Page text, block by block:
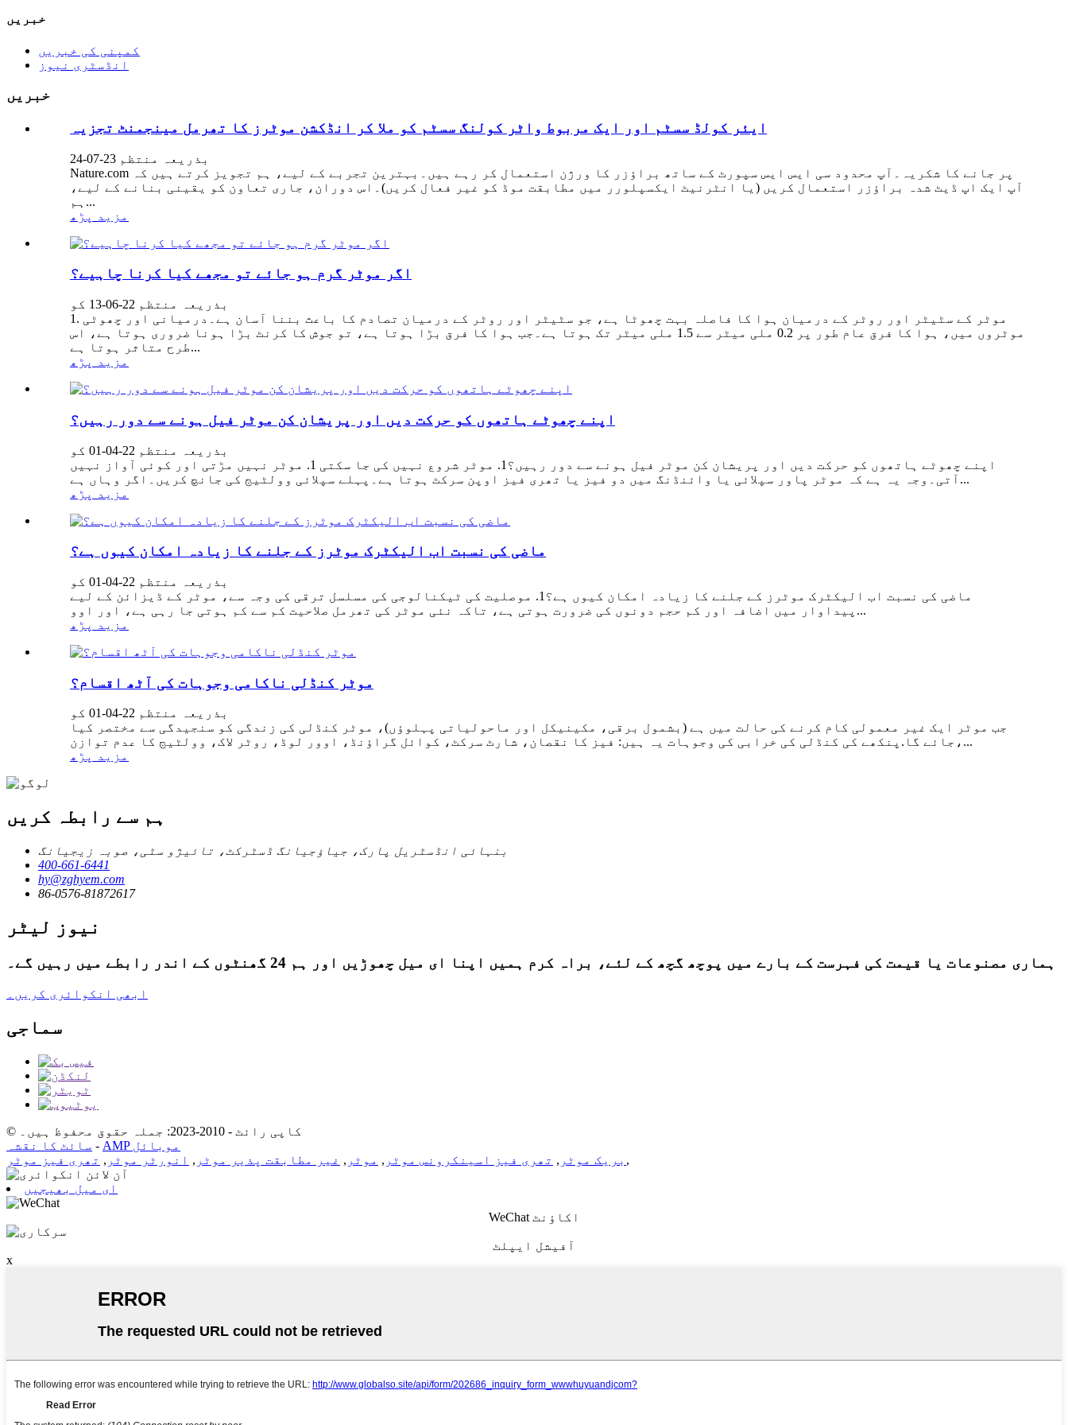
خبریں
کمپنی کی خبریں
انڈسٹری نیوز
خبریں
ایئر کولڈ سسٹم اور ایک مربوط واٹر کولنگ سسٹم کو ملا کر انڈکشن موٹرز کا تھرمل مینجمنٹ تجزیہ
بذریعہ منتظم 23-07-24
Nature.com پر جانے کا شکریہ۔آپ محدود سی ایس ایس سپورٹ کے ساتھ براؤزر کا ورژن استعمال کر رہے ہیں۔بہترین تجربے کے لیے، ہم تجویز کرتے ہیں کہ
آپ ایک اپ ڈیٹ شدہ براؤزر استعمال کریں (یا انٹرنیٹ ایکسپلورر میں مطابقت موڈ کو غیر فعال کریں)۔اس دوران، جاری تعاون کو یقینی بنانے کے لیے،
ہم...
مزید پڑھ
اگر موٹر گرم ہو جائے تو مجھے کیا کرنا چاہیے؟
بذریعہ منتظم 22-06-13 کو
1. موٹر کے سٹیٹر اور روٹر کے درمیان ہوا کا فاصلہ بہت چھوٹا ہے، جو سٹیٹر اور روٹر کے درمیان تصادم کا باعث بننا آسان ہے۔درمیانی اور چھوٹی
موٹروں میں، ہوا کا فرق عام طور پر 0.2 ملی میٹر سے 1.5 ملی میٹر تک ہوتا ہے۔جب ہوا کا فرق بڑا ہوتا ہے، تو جوش کا کرنٹ بڑا ہونا ضروری ہوتا ہے، اس
طرح متاثر ہوتا ہے...
مزید پڑھ
اپنے چھوٹے ہاتھوں کو حرکت دیں اور پریشان کن موٹر فیل ہونے سے دور رہیں؟
بذریعہ منتظم 22-04-01 کو
اپنے چھوٹے ہاتھوں کو حرکت دیں اور پریشان کن موٹر فیل ہونے سے دور رہیں؟1. موٹر شروع نہیں کی جا سکتی 1. موٹر نہیں مڑتی اور کوئی آواز نہیں
آتی۔وجہ یہ ہے کہ موٹر پاور سپلائی یا وائنڈنگ میں دو فیز یا تھری فیز اوپن سرکٹ ہوتا ہے۔پہلے سپلائی وولٹیج کی جانچ کریں۔اگر وہاں ہے...
مزید پڑھ
ماضی کی نسبت اب الیکٹرک موٹرز کے جلنے کا زیادہ امکان کیوں ہے؟
بذریعہ منتظم 22-04-01 کو
ماضی کی نسبت اب الیکٹرک موٹرز کے جلنے کا زیادہ امکان کیوں ہے؟1. موصلیت کی ٹیکنالوجی کی مسلسل ترقی کی وجہ سے، موٹر کے ڈیزائن کے لیے
پیداوار میں اضافہ اور کم حجم دونوں کی ضرورت ہوتی ہے، تاکہ نئی موٹر کی تھرمل صلاحیت کم سے کم ہوتی جا رہی ہے، اور اوو...
مزید پڑھ
موٹر کنڈلی ناکامی وجوہات کی آٹھ اقسام؟
بذریعہ منتظم 22-04-01 کو
جب موٹر ایک غیر معمولی کام کرنے کی حالت میں ہے (بشمول برقی، مکینیکل اور ماحولیاتی پہلوؤں)، موٹر کنڈلی کی زندگی کو سنجیدگی سے مختصر کیا
جائے گا.پنکھے کی کنڈلی کی خرابی کی وجوہات یہ ہیں: فیز کا نقصان، شارٹ سرکٹ، کوائل گراؤنڈ، اوور لوڈ، روٹر لاک، وولٹیج کا عدم توازن،...
مزید پڑھ
ہم سے رابطہ کریں
بنہائی انڈسٹریل پارک، جیاؤجیانگ ڈسٹرکٹ، تائیژو سٹی، صوبہ زیجیانگ
400-661-6441
hy@zghyem.com
86-0576-81872617
نیوز لیٹر
ہماری مصنوعات یا قیمت کی فہرست کے بارے میں پوچھ گچھ کے لئے، براہ کرم ہمیں اپنا ای میل چھوڑیں اور ہم 24 گھنٹوں کے اندر رابطے میں رہیں گے۔
ابھی انکوائری کریں۔
سماجی
© کاپی رائٹ - 2010-2023: جملہ حقوق محفوظ ہیں۔
سائٹ کا نقشہ -
AMP موبائل
بریک موٹر , تھری فیز اسینکرونس موٹر , موٹر , غیر مطابقت پذیر موٹر , انورٹر موٹر , تھری فیز موٹر ,
ای میل بھیجیں
WeChat اکاؤنٹ
آفیشل ایپلٹ
x